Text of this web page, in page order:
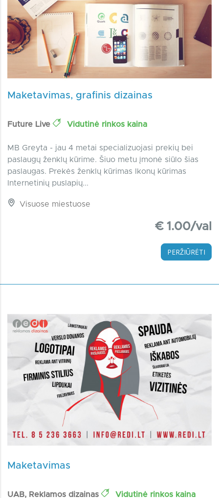
Maketavimas, grafinis dizainas
Future Live Vidutinė rinkos kaina
MB Greyta - jau 4 metai specializuojasi prekių bei
paslaugų ženklų kūrime. Šiuo metu įmonė siūlo šias
paslaugas. Prekės ženklų kūrimas Ikonų kūrimas
Internetinių puslapių...
Visuose miestuose
€ 1.00/val
PERŽIŪRĖTI
Maketavimas
UAB, Reklamos dizainas Vidutinė rinkos kaina